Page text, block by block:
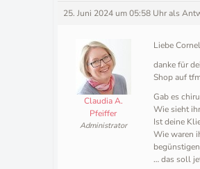
25. Juni 2024 um 05:58 Uhrals
Claudia A.
Pfeiffer
Administrator
Liebe
danke für
Shop auf
Gab es
Wie sieht
Ist deine
Wie waren
… das soll